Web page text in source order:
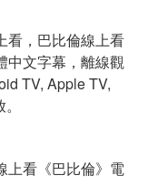
看，巴比倫線上看
中文字幕，離線觀
TV, Apple TV,
上看《巴比倫》電